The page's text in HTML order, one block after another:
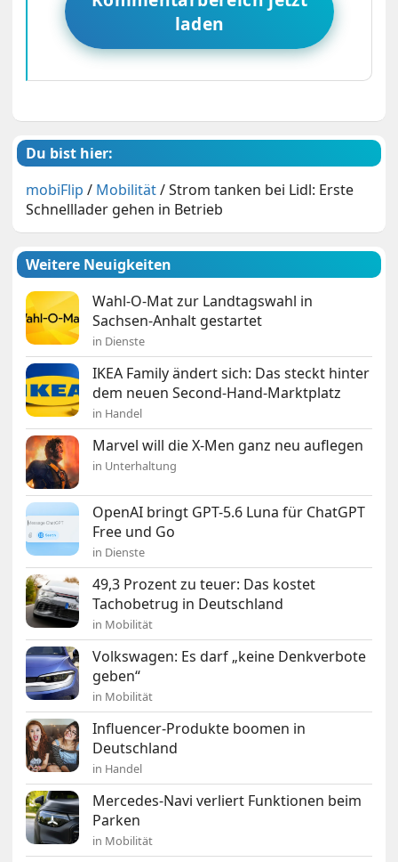
laden
Du bist hier:
mobiFlip / Mobilität/Strom tanken bei Lidl: Erste
Schnelllader gehen in Betrieb
Weitere Neuigkeiten
Wahl-O-Mat zur Landtagswahl in
Sachsen-Anhalt gestartet
in Dienste
IKEA Family ändert sich: Das steckt hinter
dem neuen Second-Hand-Marktplatz
in Handel
Marvel will die X-Men ganz neu auflegen
in Unterhaltung
OpenAI bringt GPT-5.6 Luna für ChatGPT
Free und Go
in Dienste
49,3 Prozent zu teuer: Das kostet
Tachobetrug in Deutschland
in Mobilität
Volkswagen: Es darf „keine Denkverbote
geben“
in Mobilität
Influencer-Produkte boomen in
Deutschland
in Handel
Mercedes-Navi verliert Funktionen beim
Parken
in Mobilität